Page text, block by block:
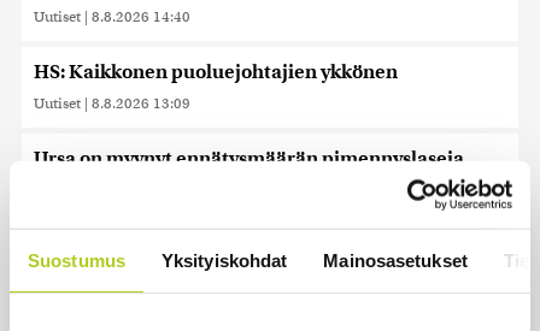
Suostumus Yksityiskohdat Mainosasetukset
Uutiset | 8.8.2026 14:40
HS: Kaikkonen puoluejohtajien ykkönen
Uutiset | 8.8.2026 13:09
Ursa on myynyt ennätysmäärän pimennyslaseja
Suomessa näkyy keskiviikkona osittainen
auringonpimennys